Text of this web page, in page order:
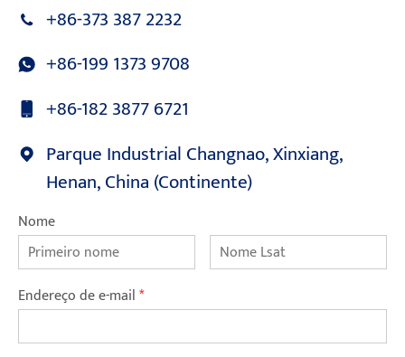
+86-373 387 2232
+86-199 1373 9708
+86-182 3877 6721
Parque Industrial Changnao, Xinxiang,
Henan, China (Continente)
Nome
Endereço de e-mail*